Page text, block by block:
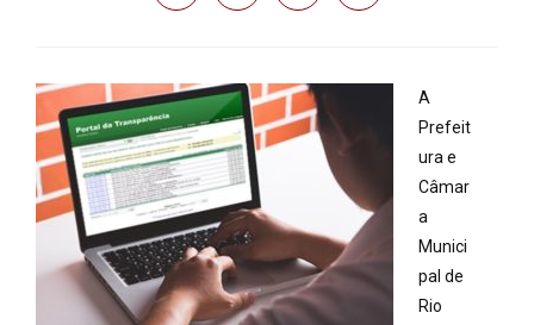
A
Prefeit
ura e
Câmar
a
Munici
pal de
Rio